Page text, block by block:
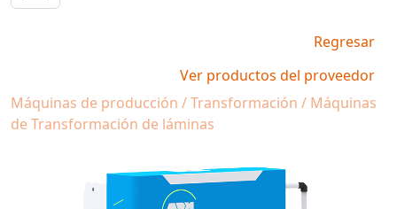
Regresar
Ver productos del proveedor
Máquinas de producción / Transformación / Máquinas
de Transformación de láminas